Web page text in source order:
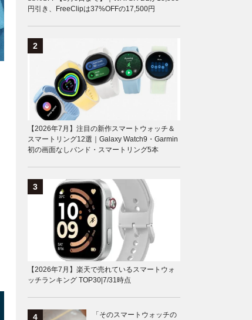
円引き、FreeClipは37%OFFの17,500円
【2026年7月】注目の新作スマートウォッチ＆
スマートリング12選｜Galaxy Watch9・Garmin
初の画面なしバンド・スマートリング5本
【2026年7月】楽天で売れているスマートウォ
ッチランキング TOP30|7/31時点
「そのスマートウォッチの